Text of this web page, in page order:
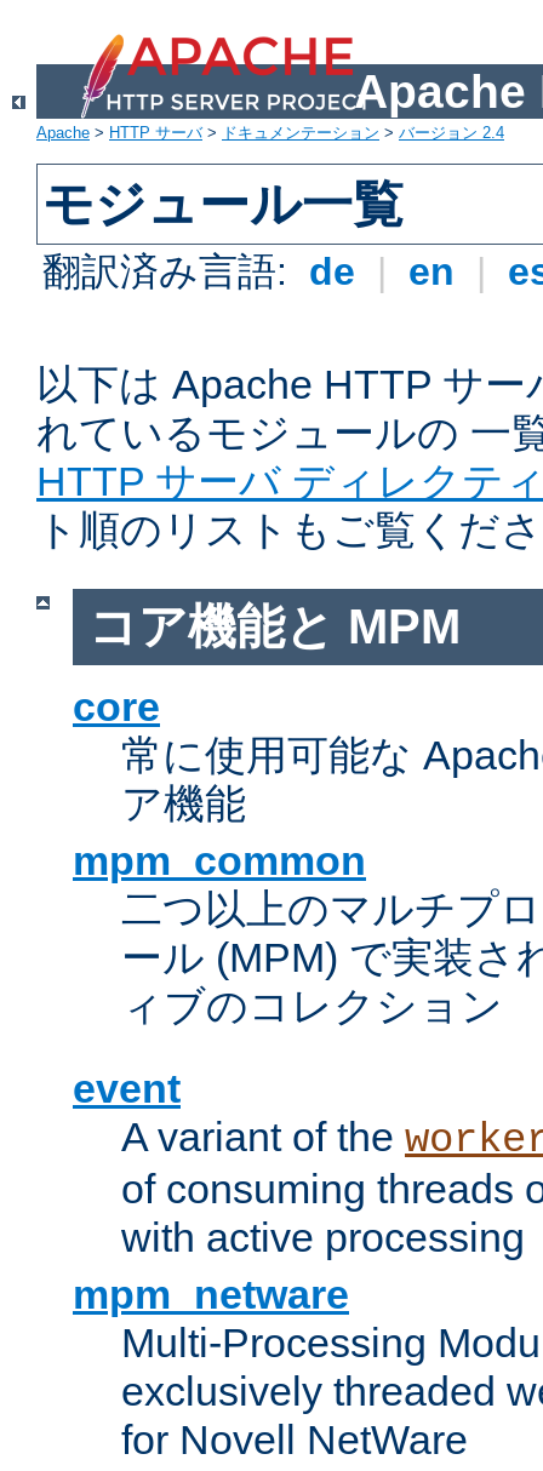
Apache
Apache > HTTP サーバ> ドキュメンテーション > バージョン 2.4
モジュール一覧
翻訳済み言語: de | en |
以下は Apache HTTP サ
れているモジュールの 一
HTTP サーバ ディレクテ
ト順のリストもご覧くだ
コア機能と MPM
core
常に使用可能な
ア機能
mpm_common
二つ以上のマルチプ
ール (MPM) で実装さ
ィブのコレクション
event
A variant of the
of consuming threads
with active processing
mpm_netware
Multi-Processing
exclusively threaded
for Novell NetWare